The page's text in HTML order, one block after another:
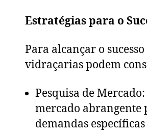
Estratégias para o
Para alcançar o
vidraçarias podem
Pesquisa de
mercado
demandas